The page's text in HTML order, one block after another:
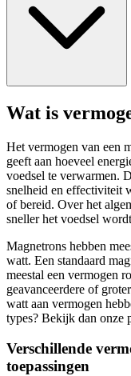
Wat is
Het vermogen van een
geeft aan hoeveel
voedsel te verwarmen.
snelheid en effectiviteit
of bereid. Over het
sneller het voedsel
Magnetrons hebben
watt. Een standaard
meestal een vermogen
geavanceerdere of
watt aan vermogen
types? Bekijk dan onze
Verschillende
toepassingen